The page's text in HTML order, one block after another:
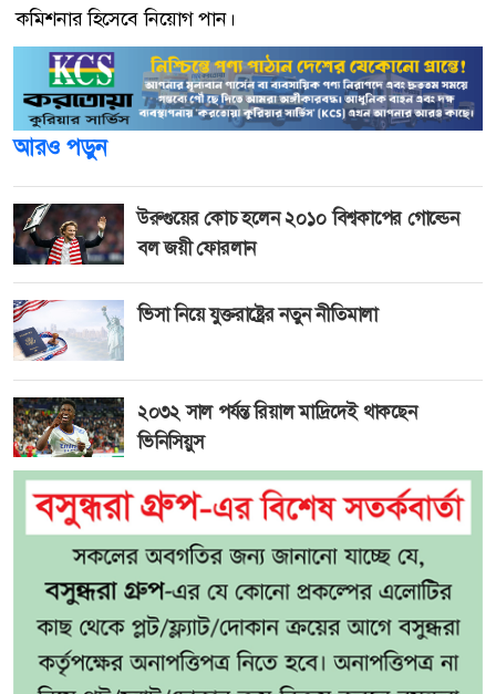
কমিশনার হিসেবে নিয়োগ পান।
আরও পড়ুন
উরুগুয়ের কোচ হলেন ২০১০ বিশ্বকাপের গোল্ডেন
বল জয়ী ফোরলান
ভিসা নিয়ে যুক্তরাষ্ট্রের নতুন নীতিমালা
২০৩২ সাল পর্যন্ত রিয়াল মাদ্রিদেই থাকছেন
ভিনিসিয়ুস